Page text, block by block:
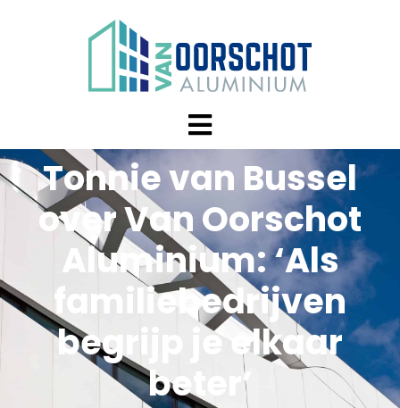
Tonnie van Bussel
over Van Oorschot
Aluminium: ‘Als
familiebedrijven
begrijp je elkaar
beter’